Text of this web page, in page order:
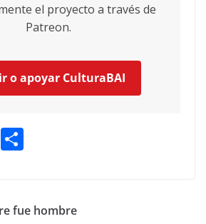
el proyecto a través de
Patreon.
o apoyar CulturaBAI
E
m
p
fue hombre